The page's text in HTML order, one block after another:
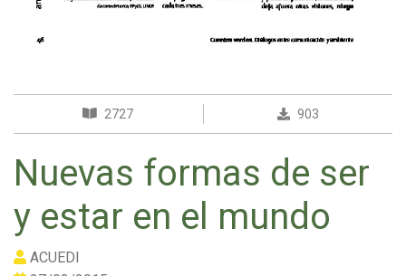
2727 903
Nuevas formas de ser
y estar en el mundo
ACUEDI